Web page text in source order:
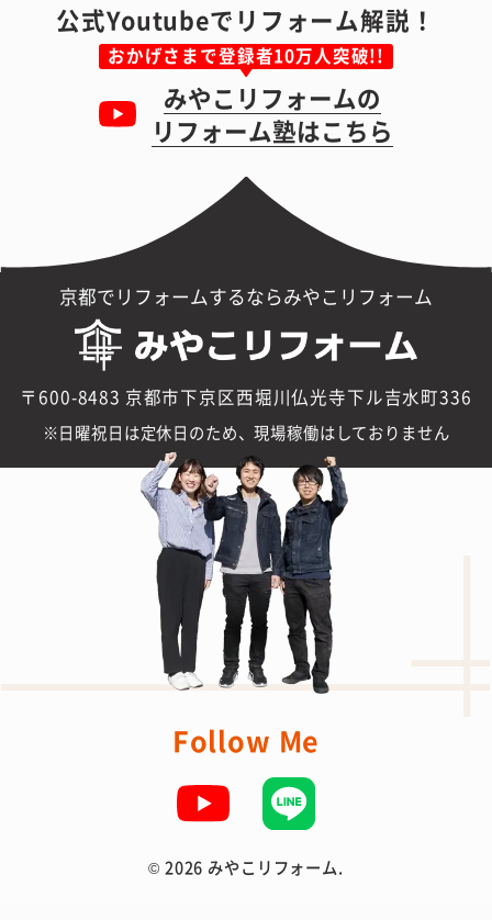
公式Youtubeでリフォーム解説！
おかげさまで登録者10万人突破!!
みやこリフォームの
リフォーム塾はこちら
京都でリフォームするならみやこリフォーム
〒600-8483 京都市下京区西堀川仏光寺下ル吉水町336
日曜祝日は定休日のため、現場稼働はしておりません
Follow Me
© 2026 みやこリフォーム.